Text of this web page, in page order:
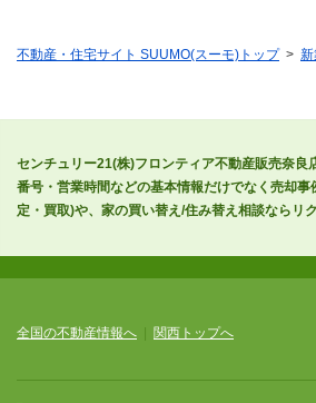
不動産・住宅サイト SUUMO(スーモ)トップ 新
センチュリー21(株)フロンティア不動産販売奈
番号・営業時間などの基本情報だけでなく売却
定・買取)や、家の買い替え/住み替え相談ならリ
全国の不動産情報へ 関西トップへ